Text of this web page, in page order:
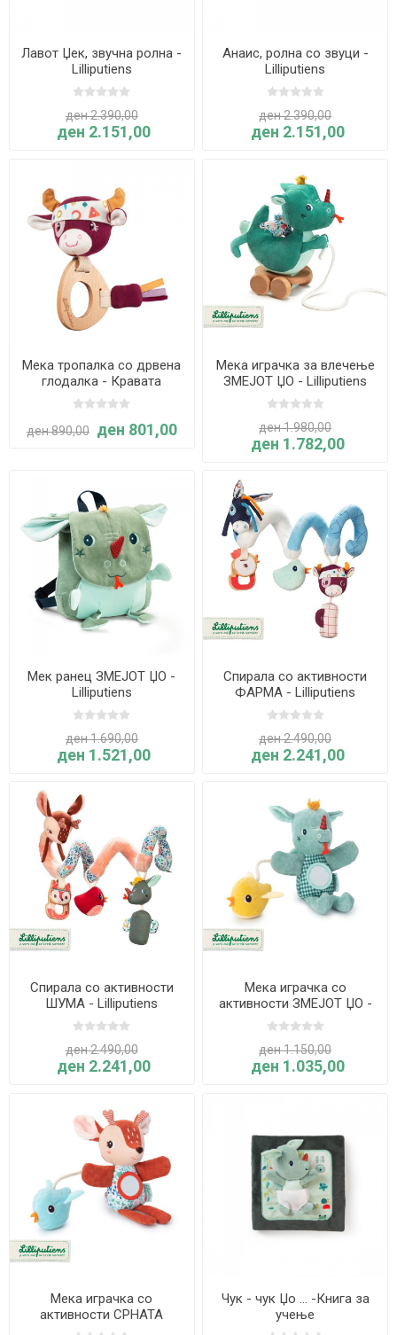
Лавот Џек, звучна ролна -
Lilliputiens
ден 2.390,00
ден 2.151,00
Анаис, ролна со звуци -
Lilliputiens
ден 2.390,00
ден 2.151,00
Мека тропалка со дрвена
глодалка - Кравата
Розали - Lilliputiens
ден 890,00 ден 801,00
Мека играчка за влечење
ЗМЕЈОТ ЏО - Lilliputiens
ден 1.980,00
ден 1.782,00
Мек ранец ЗМЕЈОТ ЏО -
Lilliputiens
ден 1.690,00
ден 1.521,00
Спирала со активности
ФАРМА - Lilliputiens
ден 2.490,00
ден 2.241,00
Спирала со активности
ШУМА - Lilliputiens
ден 2.490,00
ден 2.241,00
Мека играчка со
активности ЗМЕЈОТ ЏО -
Lilliputiens
ден 1.150,00
ден 1.035,00
Мека играчка со
активности СРНАТА
СТЕЛА - Lilliputiens
Чук - чук Џо … -Книга за
учење